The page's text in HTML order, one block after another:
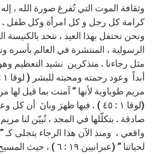
وثقافة الموت التي تُفرغ صورة الله ، إله
كرامة كل رجل و كل امرأة وكل طفل .
ونحن نحتفل بهذا العيد ، نتحد بالكنيسة
الرسولية ، المنتشرة في العالم بأسره
مثل رجاءنا . متذكرين نشيد التعظيم
أبداً وعود رحمته ومحبته للبشر ( لوقا ١ : ٥٤ – ٥٥ ) .
مريم طوباوية لأنها ” آمنت بما قيل لها
(لوقا ١ : ٤٥ ) . فيها ظهرَ وبانَ أن
صادقة . بتكلّلها في المجد ، تُبيّن لنا
واقعي ، ومنذ الآن هذا الرجاء يتجلى كـ
لحياتنا ” (عبرانيين ١٩ :